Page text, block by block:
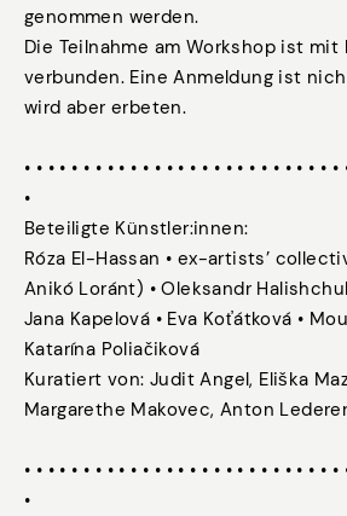
genommen werden.
Die Teilnahme am Workshop ist mit
verbunden. Eine Anmeldung ist
wird aber erbeten.
• • • • • • • • • • • • • • • • • • • • • • • • • •
•
Beteiligte Künstler:innen:
Róza El-Hassan • ex-artists’
Anikó Loránt) • Oleksandr
Jana Kapelová • Eva Koťátková •
Katarína Poliačiková
Kuratiert von: Judit Angel, Eliška
Margarethe Makovec, Anton Lederer
• • • • • • • • • • • • • • • • • • • • • • • • • •
•